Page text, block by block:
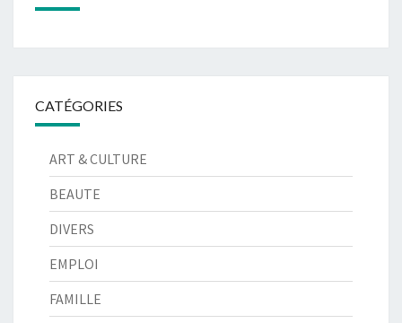
CATÉGORIES
ART & CULTURE
BEAUTE
DIVERS
EMPLOI
FAMILLE